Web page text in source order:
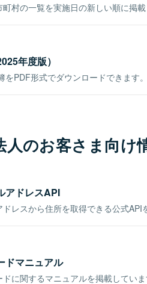
村の一覧を実施日の新しい順に掲載
年度版）
PDF形式でダウンロードできます。
人のお客さま向け
アドレスAPI
レスから住所を取得できる公式API
ドマニュアル
に関するマニュアルを掲載していま